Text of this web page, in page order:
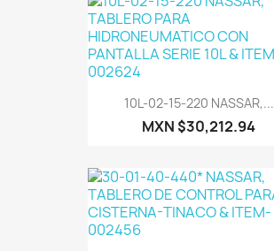
10L-02-15-220 NASSAR,...
MXN $30,212.94